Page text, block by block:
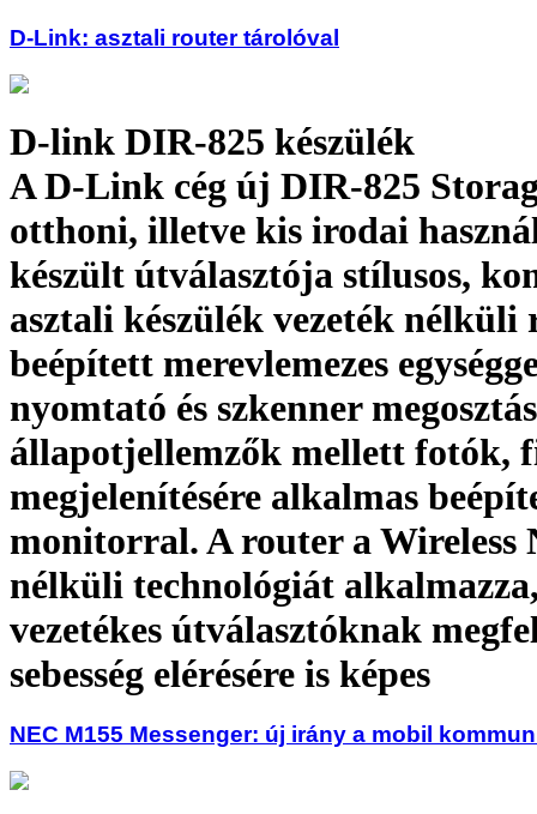
D-Link: asztali router tárolóval
D-link DIR-825 készülék
A D-Link cég új DIR-825
otthoni, illetve kis irodai
készült útválasztója stílusos,
asztali készülék vezeték nélküli
beépített merevlemezes
nyomtató és szkenner
állapotjellemzők mellett fotók,
megjelenítésére alkalmas
monitorral. A router a Wireless
nélküli technológiát
vezetékes útválasztóknak
sebesség elérésére is képes
NEC M155 Messenger: új irány a mobil